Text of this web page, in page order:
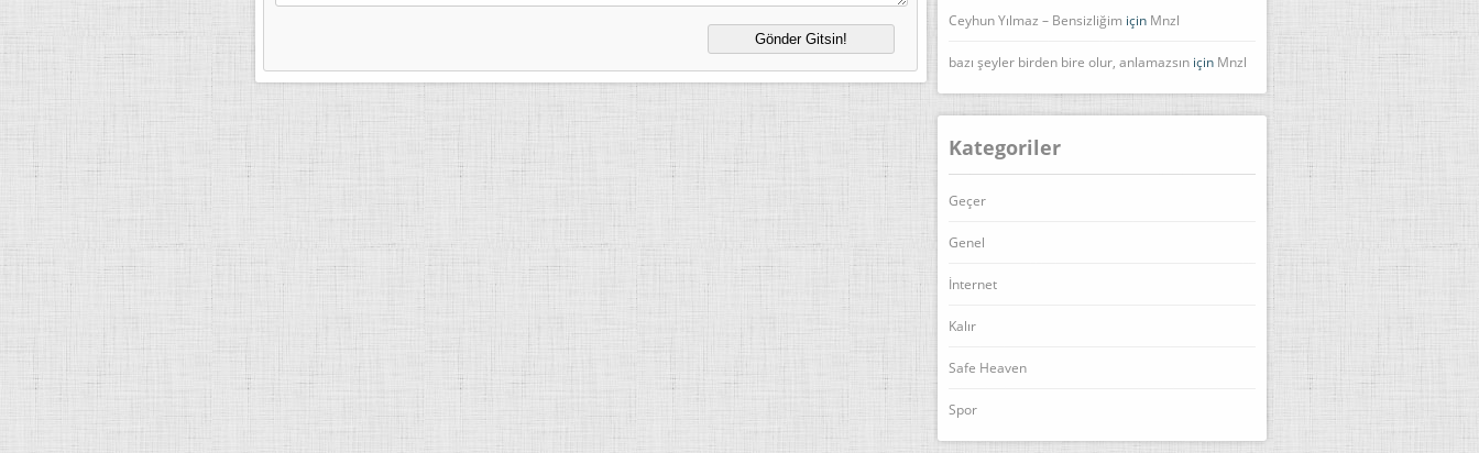
Ceyhun Yılmaz – Bensizliğim için Mnzl
bazı şeyler birden bire olur, anlamazsın için Mnzl
Kategoriler
Geçer
Genel
İnternet
Kalır
Safe Heaven
Spor